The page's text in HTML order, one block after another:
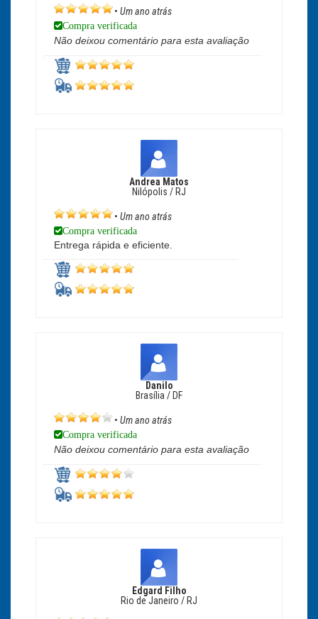
• Um ano atrás
Compra verificada
Não deixou comentário para esta avaliação
Andrea Matos
Nilópolis / RJ
• Um ano atrás
Compra verificada
Entrega rápida e eficiente.
Danilo
Brasília / DF
• Um ano atrás
Compra verificada
Não deixou comentário para esta avaliação
Edgard Filho
Rio de Janeiro / RJ